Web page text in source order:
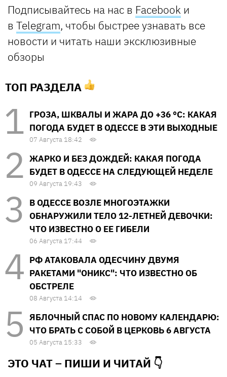
Подписывайтесь на нас в Facebook и
в Telegram, чтобы быстрее узнавать все
новости и читать наши эксклюзивные
обзоры
ТОП РАЗДЕЛА
ГРОЗА, ШКВАЛЫ И ЖАРА ДО +36 °С: КАКАЯ
ПОГОДА БУДЕТ В ОДЕССЕ В ЭТИ ВЫХОДНЫЕ
07 Августа 18:42
ЖАРКО И БЕЗ ДОЖДЕЙ: КАКАЯ ПОГОДА
БУДЕТ В ОДЕССЕ НА СЛЕДУЮЩЕЙ НЕДЕЛЕ
09 Августа 19:43
В ОДЕССЕ ВОЗЛЕ МНОГОЭТАЖКИ
ОБНАРУЖИЛИ ТЕЛО 12-ЛЕТНЕЙ ДЕВОЧКИ:
ЧТО ИЗВЕСТНО О ЕЕ ГИБЕЛИ
06 Августа 17:44
РФ АТАКОВАЛА ОДЕСЧИНУ ДВУМЯ
РАКЕТАМИ "ОНИКС": ЧТО ИЗВЕСТНО ОБ
ОБСТРЕЛЕ
08 Августа 14:14
ЯБЛОЧНЫЙ СПАС ПО НОВОМУ КАЛЕНДАРЮ:
ЧТО БРАТЬ С СОБОЙ В ЦЕРКОВЬ 6 АВГУСТА
05 Августа 15:33
ЭТО ЧАТ – ПИШИ И ЧИТАЙ 👇